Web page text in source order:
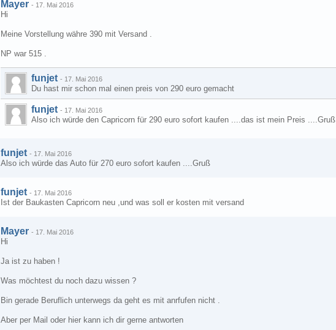
Mayer - 17. Mai 2016
Hi
Meine Vorstellung währe 390 mit Versand .
NP war 515 .
funjet - 17. Mai 2016
Du hast mir schon mal einen preis von 290 euro gemacht
funjet - 17. Mai 2016
Also ich würde den Capricorn für 290 euro sofort kaufen ....das ist mein Preis ....Gruß
funjet - 17. Mai 2016
Also ich würde das Auto für 270 euro sofort kaufen ....Gruß
funjet - 17. Mai 2016
Ist der Baukasten Capricorn neu ,und was soll er kosten mit versand
Mayer - 17. Mai 2016
Hi
Ja ist zu haben !
Was möchtest du noch dazu wissen ?
Bin gerade Beruflich unterwegs da geht es mit anrfufen nicht .
Aber per Mail oder hier kann ich dir gerne antworten